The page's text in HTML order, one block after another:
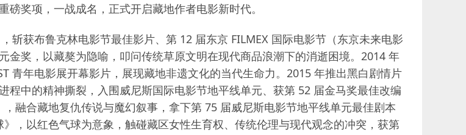
奖项，一战成名，正式开启藏地作者电影新时代。
斩获布鲁克林电影节最佳影片、第 12 届东京 FILMEX 国际电影节（东京未来电影
奖，以藏獒为隐喻，叩问传统草原文明在现代商品浪潮下的消逝困境。2014 年
青年电影展开幕影片，展现藏地非遗文化的当代生命力。2015 年推出黑白剧情片
程中的精神撕裂，入围威尼斯国际电影节地平线单元、获第 52 届金马奖最佳改编
融合藏地复仇传说与魔幻叙事，拿下第 75 届威尼斯电影节地平线单元最佳剧本
，以红色气球为意象，触碰藏区女性生育权、传统伦理与现代观念的冲突，获第